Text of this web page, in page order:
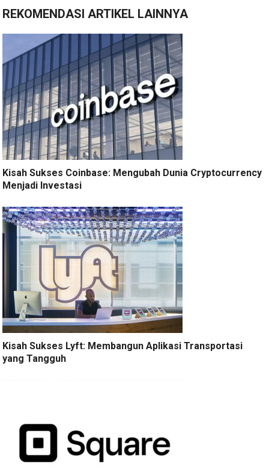
REKOMENDASI ARTIKEL LAINNYA
Kisah Sukses Coinbase: Mengubah Dunia Cryptocurrency
Menjadi Investasi
Kisah Sukses Lyft: Membangun Aplikasi Transportasi
yang Tangguh